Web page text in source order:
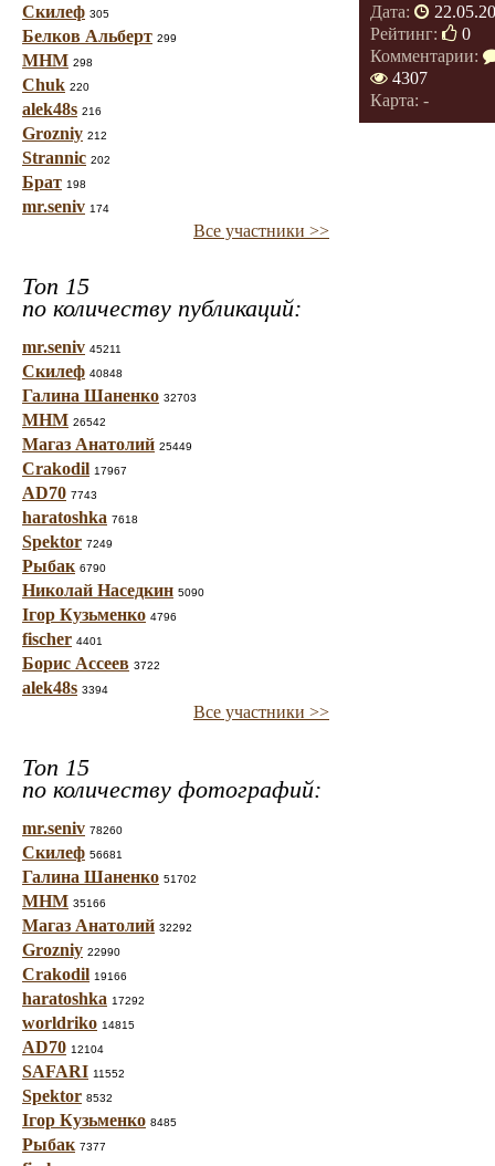
Скилеф 305
Белков Альберт 299
МНМ 298
Chuk 220
alek48s 216
Grozniy 212
Strannic 202
Брат 198
mr.seniv 174
Все участники >>
Топ 15
по количеству публикаций:
mr.seniv 45211
Скилеф 40848
Галина Шаненко 32703
МНМ 26542
Магаз Анатолий 25449
Crakodil 17967
AD70 7743
haratoshka 7618
Spektor 7249
Рыбак 6790
Николай Наседкин 5090
Ігор Кузьменко 4796
fischer 4401
Борис Ассеев 3722
alek48s 3394
Все участники >>
Топ 15
по количеству фотографий:
mr.seniv 78260
Скилеф 56681
Галина Шаненко 51702
МНМ 35166
Магаз Анатолий 32292
Grozniy 22990
Crakodil 19166
haratoshka 17292
worldriko 14815
AD70 12104
SAFARI 11552
Spektor 8532
Ігор Кузьменко 8485
Рыбак 7377
Дата:
Рейтинг:
0
Комментарии:
4307
Карта: -